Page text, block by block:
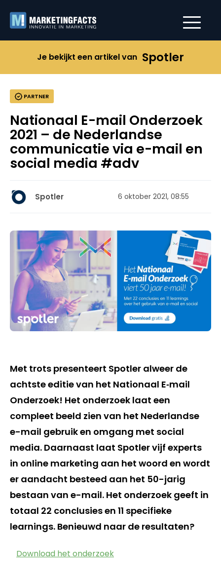
Je bekijkt een artikel van Spotler
PARTNER
Nationaal E-mail Onderzoek
2021 – de Nederlandse
communicatie via e-mail en
social media #adv
Spotler 6 oktober 2021, 08:55
Met trots presenteert Spotler alweer de
achtste editie van het Nationaal E‑mail
Onderzoek! Het onderzoek laat een
compleet beeld zien van het Nederlandse
e-mail gebruik en omgang met social
media. Daarnaast laat Spotler vijf experts
in online marketing aan het woord en wordt
er aandacht besteed aan het 50-jarig
bestaan van e-mail. Het onderzoek geeft in
totaal 22 conclusies en 11 specifieke
learnings. Benieuwd naar de resultaten?
Download het onderzoek